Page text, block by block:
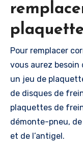
Pour remplacer
vous aurez
un jeu de
de disques de
plaquettes de
démonte-pneu,
et de l’antigel.